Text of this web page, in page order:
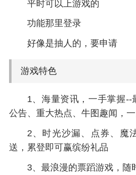
平时可以上游戏的
功能那里登录
好像是抽人的，要申请
游戏特色
1、海量资讯，一手掌握--
公告、重大热点、牛图趣闻，
2、时光沙漏、点券、魔
送，累登即可赢缤纷礼品
3、最浪漫的票蹈游戏，随